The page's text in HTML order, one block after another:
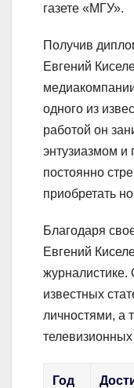
газете «МГУ».
Получив
Евгений
одного из
работой он
энтузиазмом
постоянно
приобретать
Благодаря
Евгений
журналистике.
известных
личностями, а
Год